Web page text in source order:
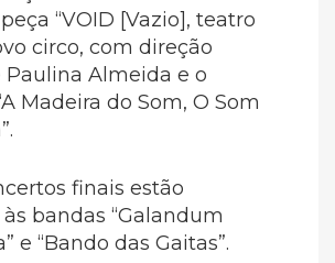
“VOID [Vazio], teatro
circo, com direção
Almeida e o
Madeira do Som, O Som
finais estão
bandas “Galandum
e “Bando das Gaitas”.